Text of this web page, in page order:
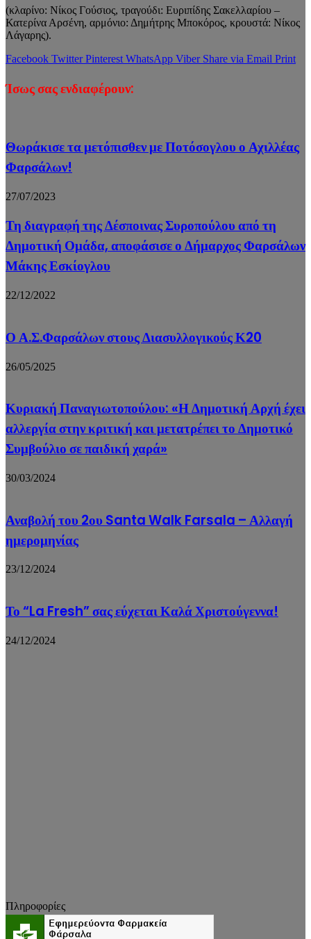
(κλαρίνο: Νίκος Γούσιος, τραγούδι: Ευριπίδης Σακελλαρίου –
Κατερίνα Αρσένη, αρμόνιο: Δημήτρης Μποκόρος, κρουστά: Νίκος
Λάγαρης).
Facebook Twitter Pinterest WhatsApp Viber Share via Email Print
Ίσως σας ενδιαφέρουν:
Θωράκισε τα μετόπισθεν με Ποτόσογλου ο Αχιλλέας
Φαρσάλων!
27/07/2023
Τη διαγραφή της Δέσποινας Συροπούλου από τη
Δημοτική Ομάδα, αποφάσισε ο Δήμαρχος Φαρσάλων
Μάκης Εσκίογλου
22/12/2022
Ο Α.Σ.Φαρσάλων στους Διασυλλογικούς Κ20
26/05/2025
Κυριακή Παναγιωτοπούλου: «Η Δημοτική Αρχή έχει
αλλεργία στην κριτική και μετατρέπει το Δημοτικό
Συμβούλιο σε παιδική χαρά»
30/03/2024
Αναβολή του 2ου Santa Walk Farsala – Αλλαγή
ημερομηνίας
23/12/2024
Το “La Fresh” σας εύχεται Καλά Χριστούγεννα!
24/12/2024
Πληροφορίες